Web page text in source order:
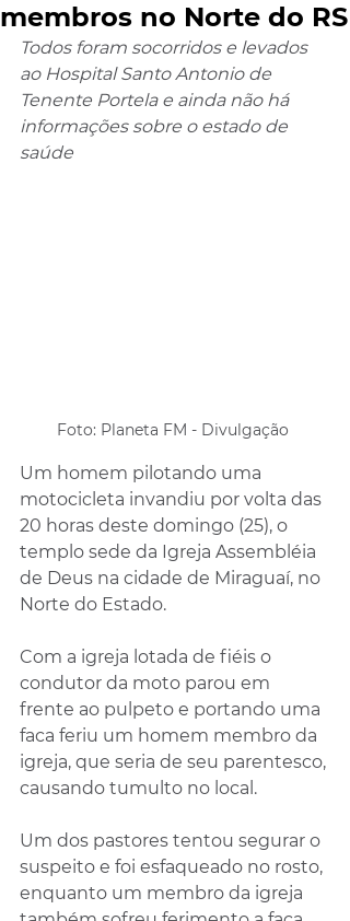
membros no Norte do RS
Todos foram socorridos e levados
ao Hospital Santo Antonio de
Tenente Portela e ainda não há
informações sobre o estado de
saúde
Foto: Planeta FM - Divulgação
Um homem pilotando uma
motocicleta invandiu por volta das
20 horas deste domingo (25), o
templo sede da Igreja Assembléia
de Deus na cidade de Miraguaí, no
Norte do Estado.
Com a igreja lotada de fiéis o
condutor da moto parou em
frente ao pulpeto e portando uma
faca feriu um homem membro da
igreja, que seria de seu parentesco,
causando tumulto no local.
Um dos pastores tentou segurar o
suspeito e foi esfaqueado no rosto,
enquanto um membro da igreja